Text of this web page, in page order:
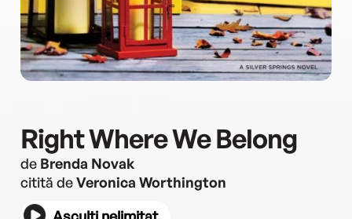
Right Where We Belong
de Brenda Novak
citită deVeronica Worthington